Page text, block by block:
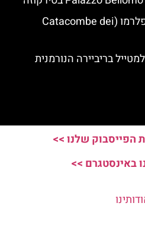
קטקומבות הקפוצ'ינים בפלרמו (Catacombe dei
הפייסבוק שלנו >>
באינסטגרם >>